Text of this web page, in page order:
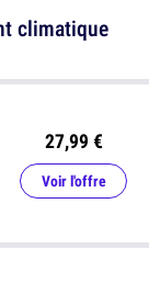
27,99 €
Voir l'offre
climatique